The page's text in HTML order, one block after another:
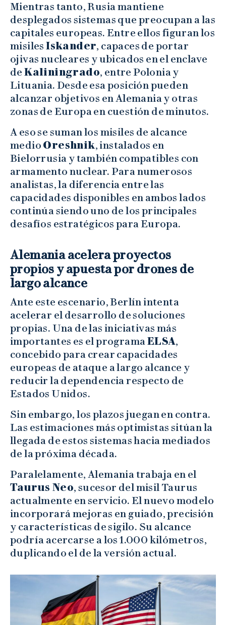
Mientras tanto, Rusia mantiene
desplegados sistemas que preocupan a las
capitales europeas. Entre ellos figuran los
misilesIskander, capaces de portar
ojivas nucleares y ubicados en el enclave
deKaliningrado, entre Polonia y
Lituania. Desde esa posición pueden
alcanzar objetivos en Alemania y otras
zonas de Europa en cuestión de minutos.
A eso se suman los misiles de alcance
medio Oreshnik, instalados en
Bielorrusia y también compatibles con
armamento nuclear. Para numerosos
analistas, la diferencia entre las
capacidades disponibles en ambos lados
continúa siendo uno de los principales
desafíos estratégicos para Europa.
Alemania acelera proyectos
propios y apuesta por drones de
largo alcance
Ante este escenario, Berlín intenta
acelerar el desarrollo de soluciones
propias. Una de las iniciativas más
importantes es el programaELSA,
concebido para crear capacidades
europeas de ataque a largo alcance y
reducir la dependencia respecto de
Estados Unidos.
Sin embargo, los plazos juegan en contra.
Las estimaciones más optimistas sitúan la
llegada de estos sistemas hacia mediados
de la próxima década.
Paralelamente, Alemania trabaja en el
Taurus Neo, sucesor del misil Taurus
actualmente en servicio. El nuevo modelo
incorporará mejoras en guiado, precisión
y características de sigilo. Su alcance
podría acercarse a los 1.000 kilómetros,
duplicando el de la versión actual.